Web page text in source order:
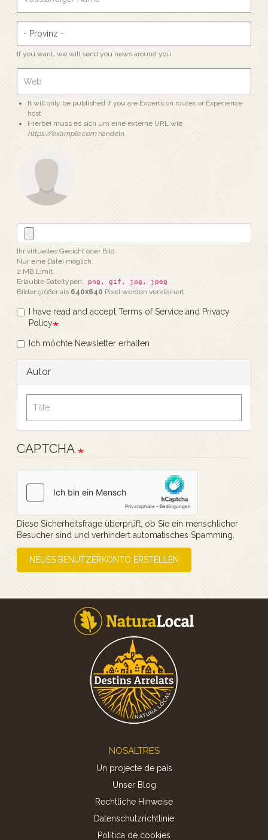
If you want, we will send you news around you
It will only be published if you are Experts on routes or Experience
host
Hierbei muss es sich um eine externe URL wie
https://example.comhandeln.
Ihr virtuelles Gesicht oder Bild.
Nur eine Datei möglich.
2 MB Limit.
Erlaubte Dateitypen:
png, gif, jpg, jpeg .
Bilder größer als 640x640 Pixel werden verkleinert.
I have read and accept Terms of Service and Privacy
Policy
Ich möchte Newsletter erhalten
Autor
CAPTCHA
Diese Sicherheitsfrage überprüft, ob Sie ein menschlicher
Besucher sind und verhindert automatisches Spamming.
NEUES BENUTZERKONTO ERSTELLEN
NOSALTRES
Un projecte de país
Unser Blog
Rechtliche Hinweise
Datenschutzrichtlinie
Politica de cookies